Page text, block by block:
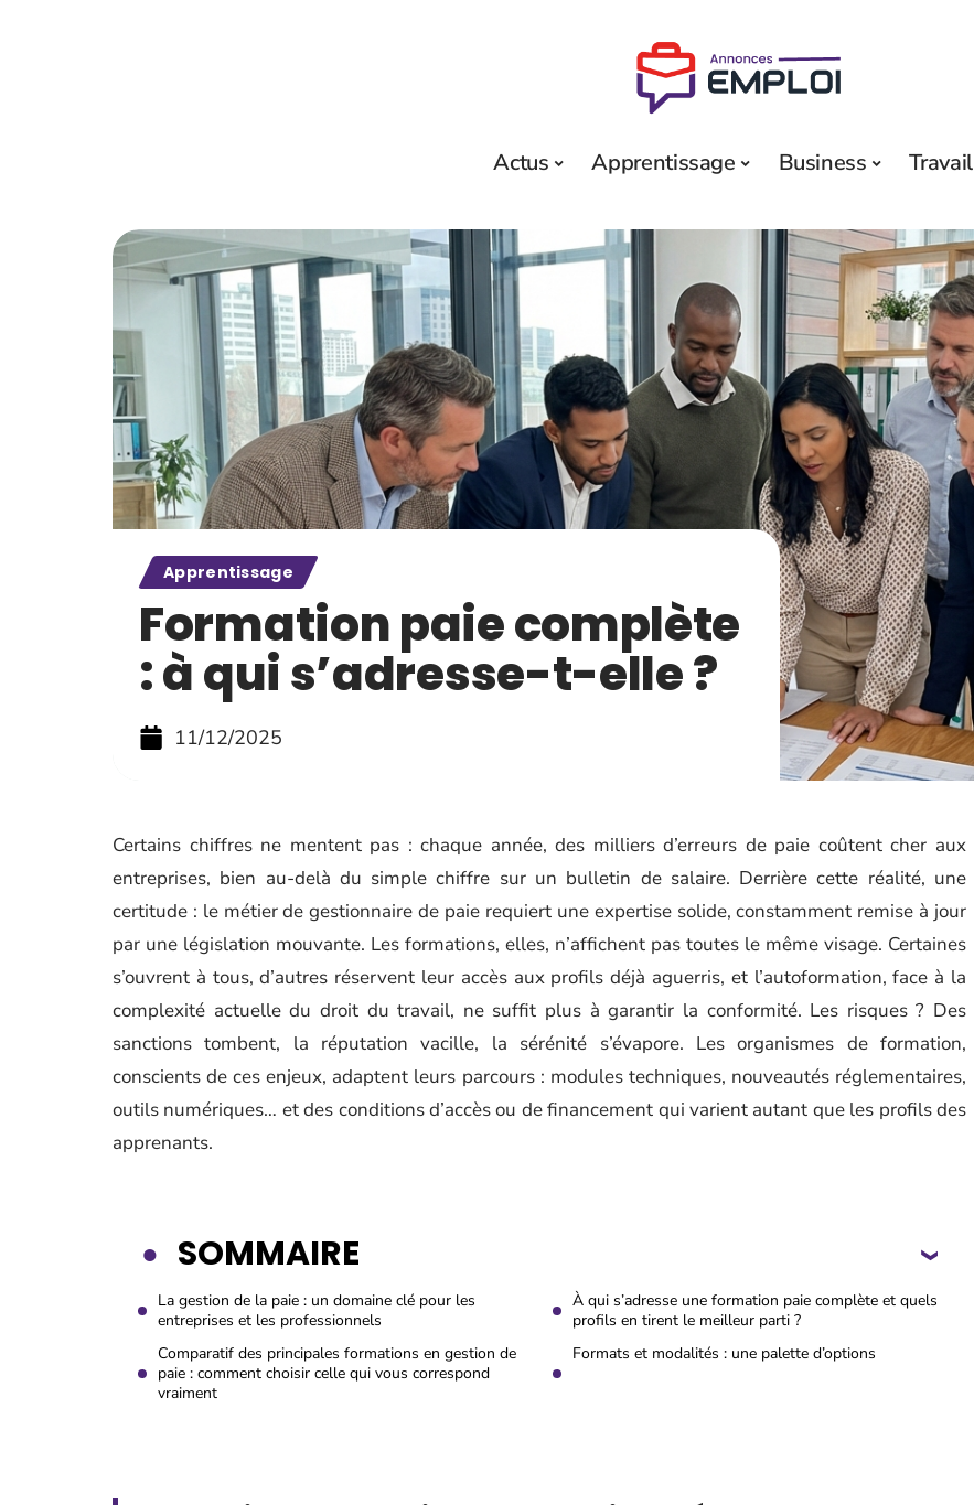
Actus Apprentissage Business Travail
Apprentissage
Formation paie complète
: à qui s’adresse-t-elle ?
11/12/2025
Certains chiffres ne mentent pas : chaque année, des milliers d’erreurs de paie coûtent cher aux
entreprises, bien au-delà du simple chiffre sur un bulletin de salaire. Derrière cette réalité, une
certitude : le métier de gestionnaire de paie requiert une expertise solide, constamment remise à jour
par une législation mouvante. Les formations, elles, n’affichent pas toutes le même visage. Certaines
s’ouvrent à tous, d’autres réservent leur accès aux profils déjà aguerris, et l’autoformation, face à la
complexité actuelle du droit du travail, ne suffit plus à garantir la conformité. Les risques ? Des
sanctions tombent, la réputation vacille, la sérénité s’évapore. Les organismes de formation,
conscients de ces enjeux, adaptent leurs parcours : modules techniques, nouveautés réglementaires,
outils numériques… et des conditions d’accès ou de financement qui varient autant que les profils des
apprenants.
SOMMAIRE
La gestion de la paie : un domaine clé pour les
entreprises et les professionnels
À qui s’adresse une formation paie complète et quels
profils en tirent le meilleur parti ?
Comparatif des principales formations en gestion de
paie : comment choisir celle qui vous correspond
vraiment
Formats et modalités : une palette d’options